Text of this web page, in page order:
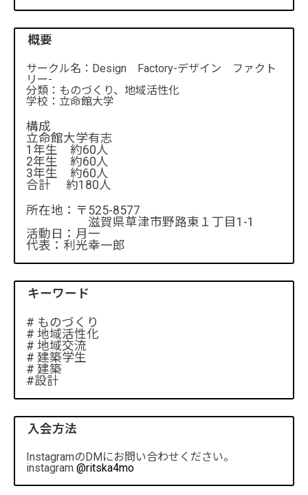
概要
サークル名：Design Factory-デザイン ファクト
リー-
分類：ものづくり、地域活性化
学校：立命館大学
構成
立命館大学有志
1年生 約60人
2年生 約60人
3年生 約60人
合計 約180人
所在地：〒525-8577
滋賀県草津市野路東１丁目1-1
活動日：月一
代表：利光幸一郎
キーワード
# ものづくり
# 地域活性化
# 地域交流
# 建築学生
# 建築
#設計
入会方法
InstagramのDMにお問い合わせください。
instagram @ritska4mo